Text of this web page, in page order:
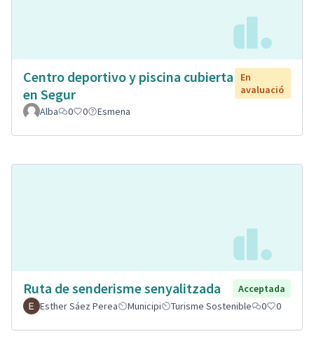
Centro deportivo y piscina cubierta
en Segur
En
avaluació
Alba
0 0 Esmena
Ruta de senderisme senyalitzada
Acceptada
Esther Sáez Perea
Municipi Turisme Sostenible 0 0